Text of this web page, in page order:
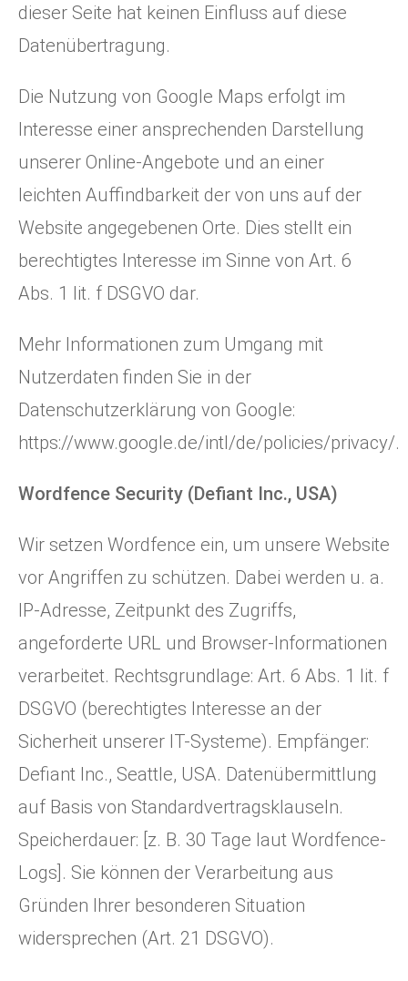
dieser Seite hat keinen Einfluss auf diese
Datenübertragung.
Die Nutzung von Google Maps erfolgt im
Interesse einer ansprechenden Darstellung
unserer Online-Angebote und an einer
leichten Auffindbarkeit der von uns auf der
Website angegebenen Orte. Dies stellt ein
berechtigtes Interesse im Sinne von Art. 6
Abs. 1 lit. f DSGVO dar.
Mehr Informationen zum Umgang mit
Nutzerdaten finden Sie in der
Datenschutzerklärung von Google:
https://www.google.de/intl/de/policies/privacy/.
Wordfence Security (Defiant Inc., USA)
Wir setzen Wordfence ein, um unsere Website
vor Angriffen zu schützen. Dabei werden u. a.
IP-Adresse, Zeitpunkt des Zugriffs,
angeforderte URL und Browser-Informationen
verarbeitet. Rechtsgrundlage: Art. 6 Abs. 1 lit. f
DSGVO (berechtigtes Interesse an der
Sicherheit unserer IT-Systeme). Empfänger:
Defiant Inc., Seattle, USA. Datenübermittlung
auf Basis von Standardvertragsklauseln.
Speicherdauer: [z. B. 30 Tage laut Wordfence-
Logs]. Sie können der Verarbeitung aus
Gründen Ihrer besonderen Situation
widersprechen (Art. 21 DSGVO).